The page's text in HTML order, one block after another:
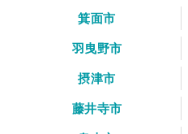
箕面市
羽曳野市
摂津市
藤井寺市